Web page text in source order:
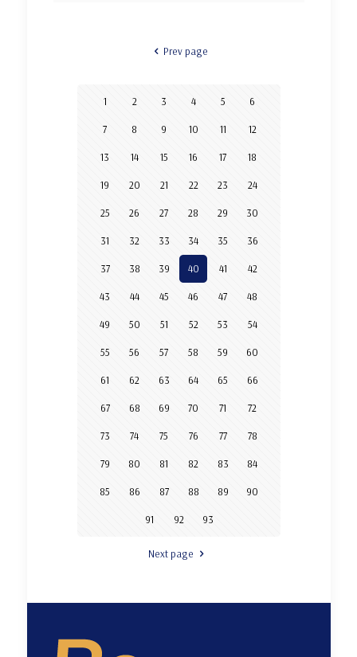
Prev page
1 2 3 4 5 6
7 8 9 10 11 12
13 14 15 16 17 18
19 20 21 22 23 24
25 26 27 28 29 30
31 32 33 34 35 36
37 38 39 40 41 42
43 44 45 46 47 48
49 50 51 52 53 54
55 56 57 58 59 60
61 62 63 64 65 66
67 68 69 70 71 72
73 74 75 76 77 78
79 80 81 82 83 84
85 86 87 88 89 90
91 92 93
Next page